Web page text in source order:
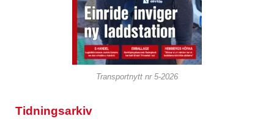
Transportnytt nr 5-2026
Tidningsarkiv